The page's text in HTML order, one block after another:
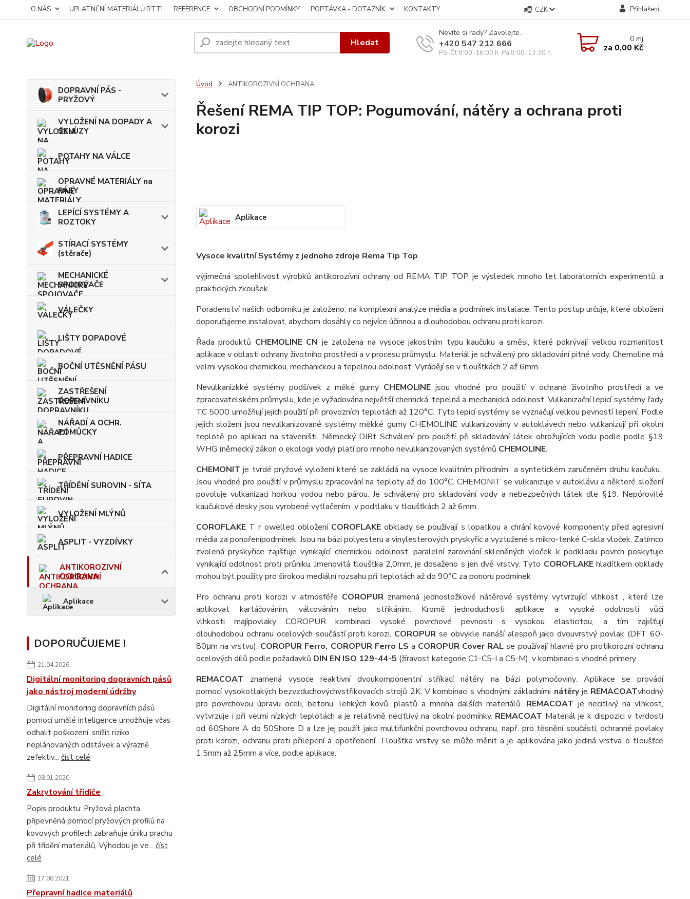
O NÁS UPLATNĚNÍ MATERIÁLŮ RTTI REFERENCE OBCHODNÍ PODMÍNKY POPTÁVKA - DOTAZNÍK KONTAKTY CZK Přihlášení
Hledat
Nevíte si rady? Zavolejte.
+420 547 212 666
Po-Čt 8:00-16:00 h. Pa 8:00-13:30 h.
0mj
za 0,00 Kč
DOPRAVNÍ PÁS -
PRYŽOVÝ
VYLOŽENÍ NA DOPADY A
SKLUZY
POTAHY NA VÁLCE
OPRAVNÉ MATERIÁLY na
PÁSY
LEPÍCÍ SYSTÉMY A
ROZTOKY
STÍRACÍ SYSTÉMY
(stěrače)
MECHANICKÉ
SPOJOVAČE
VÁLEČKY
LIŠTY DOPADOVÉ
BOČNÍ UTĚSNĚNÍ PÁSU
ZASTŘEŠENÍ
DOPRAVNÍKU
NÁŘADÍ A OCHR.
POMŮCKY
PŘEPRAVNÍ HADICE
TŘÍDĚNÍ SUROVIN - SÍTA
VYLOŽENÍ MLÝNŮ
ASPLIT - VYZDÍVKY
ANTIKOROZIVNÍ
OCHRANA
Aplikace
DOPORUČUJEME !
21.04.2026
Digitální monitoring dopravních pásů
jako nástroj moderní údržby
Digitální monitoring dopravních pásů
pomocí umělé inteligence umožňuje včas
odhalit poškození, snížit riziko
neplánovaných odstávek a výrazně
zefektiv... číst celé
08.01.2020
Zakrytování třídiče
Popis produktu: Pryžová plachta
připevněná pomocí pryžových profilů na
kovových profilech zabraňuje úniku prachu
při třídění materiálů, Výhodou je ve... číst
celé
17.08.2021
Přepravní hadice materiálů
Úvod ANTIKOROZIVNÍ OCHRANA
Řešení REMA TIP TOP: Pogumování, nátěry a ochrana proti
korozi
Aplikace
Vysoce kvalitní Systémy z jednoho zdroje Rema Tip Top
výjimečná spolehlivost výrobků antikorozívní ochrany od REMA TIP TOP je výsledek mnoho let laboratorních experimentů a
praktických zkoušek.
Poradenství našich odborníku je založeno, na komplexní analýze média a podmínek instalace. Tento postup určuje, které obložení
doporučujeme instalovat, abychom dosáhly co nejvíce účinnou a dlouhodobou ochranu proti korozi.
Řada produktů CHEMOLINE CN je založena na vysoce jakostním typu kaučuku a směsi, které pokrývají velkou rozmanitost
aplikace v oblasti ochrany životního prostředí a v procesu průmyslu. Materiál je schválený pro skladování pitné vody. Chemoline má
velmi vysokou chemickou, mechanickou a tepelnou odolnost. Vyrábějí se v tloušťkách 2 až 6mm.
Nevulkanizkké systémy podšívek z měké gumy CHEMOLINE jsou vhodné pro použití v ochraně životního prostředí a ve
zpracovatelském průmyslu, kde je vyžadována největší chemická, tepelná a mechanická odolnost. Vulkanizační lepicí systémy řady
TC 5000 umožňují jejich použití při provozních teplotách až 120°C. Tyto lepicí systémy se vyznačují velkou pevností lepení. Podle
jejich složení jsou nevulkanizované systémy měkké gumy CHEMOLINE vulkanizovány v autoklávech nebo vulkanizují při okolní
teplotě po aplikaci na staveništi. Německý DIBtSchválení pro použití při skladování látek ohrožujících vodu podle podle §19
WHG (německý zákon o ekologii vody) platí pro mnoho nevulkanizovaných systémů CHEMOLINE.
CHEMONIT je tvrdé pryžové vyložení které se zakládá na vysoce kvalitním přírodním a syntetickém zaručeném druhu kaučuku.
Jsou vhodné pro použití v průmyslu zpracování na teploty až do 100°C. CHEMONIT se vulkanizuje v autoklávu a některé složení
povoluje vulkanizaci horkou vodou nebo párou. Je schválený pro skladování vody a nebezpečných látek dle §19. Nepórovité
kaučukové desky jsou vyrobené vytlačením v podtlaku v tloušťkách 2 až 6mm.
COROFLAKE Tr owelled obložení COROFLAKEobklady se používají s lopatkou a chráníkovové komponenty před agresivní
média zaponořenípodmínek.Jsou na bázi polyesteru avinylesterových pryskyřica vyztužené s mikro-tenké C-skla vloček. Zatímco
zvolená pryskyřice zajišťuje vynikající chemickou odolnost, paralelní zarovnánískleněných vloček k podkladu povrch poskytuje
vynikající odolnost proti průniku. Jmenovitá tloušťka 2,0mm, je dosaženo s jen dvě vrstvy. Tyto COROFLAKEhladítkem obklady
mohou být použity pro širokou mediální rozsahu při teplotách až do 90°C za ponoru podmínek
Pro ochranu proti korozi v atmosféře COROPUR znamená jednosložkové nátěrové systémy vytvrzující vlhkost , které lze
aplikovat kartáčováním, válcováním nebo stříkáním. Kromě jednoduchosti aplikace a vysoké odolnosti vůči
vlhkosti majípovlaky COROPUR kombinaci vysoké povrchové pevnosti s vysokou elasticitou, a tím zajišťují
dlouhodobou ochranu ocelových součástí proti korozi. COROPUR se obvykle nanáší alespoň jako dvouvrstvý povlak (DFT 60-
80μm na vrstvu). COROPUR Ferro, COROPUR Ferro LS a COROPUR Cover RAL se používají hlavně pro protikorozní ochranu
ocelových dílů podle požadavků DIN EN ISO 129-44-5 (žíravost kategorie C1-C5-I a C5-M), v kombinaci s vhodné primery
REMACOAT znamená vysoce reaktivní dvoukomponentní stříkací nátěry na bázi polymočoviny. Aplikace se provádí
pomocí vysokotlakých bezvzduchovýchvstřikovacích strojů 2K. V kombinaci s vhodnými základními nátěryje REMACOATvhodný
pro povrchovou úpravu oceli, betonu, lehkých kovů, plastů a mnoha dalších materiálů. REMACOAT je necitlivý na vlhkost,
vytvrzuje i při velmi nízkých teplotách a je relativně necitlivý na okolní podmínky. REMACOAT Materiál je k dispozici v tvrdosti
od 60Shore A do 50Shore D a lze jej použít jako multifunkční povrchovou ochranu, např. pro těsnění součástí, ochranné povlaky
proti korozi, ochranu proti přilepení a opotřebení. Tloušťka vrstvy se může měnit a je aplikována jako jediná vrstva o tloušťce
1,5mm až 25mm a více, podle aplikace.